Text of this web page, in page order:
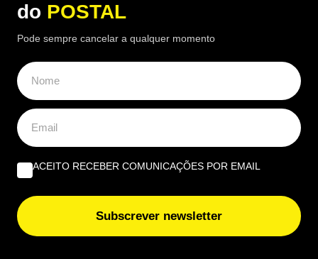
ALGARVE,GASTRONOMIA
“O verdadeiro sabor da Guia”: nesta
do POSTAL
Pode sempre cancelar a qualquer momento
ACEITO RECEBER COMUNICAÇÕES POR EMAIL
Subscrever newsletter